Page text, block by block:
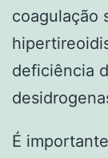
coagulação
deficiência
É